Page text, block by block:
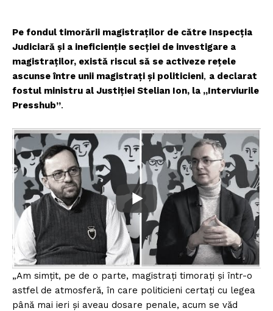
Pe fondul timorării magistraților de către Inspecția
Judiciară și a ineficienție secției de investigare a
magistraților, există riscul să se activeze rețele
ascunse între unii magistrați și politicieni, a declarat
fostul ministru al Justiției Stelian Ion, la „Interviurile
Presshub”.
„Am simțit, pe de o parte, magistrați timorați și într-o
astfel de atmosferă, în care politicieni certați cu legea
până mai ieri și aveau dosare penale, acum se văd